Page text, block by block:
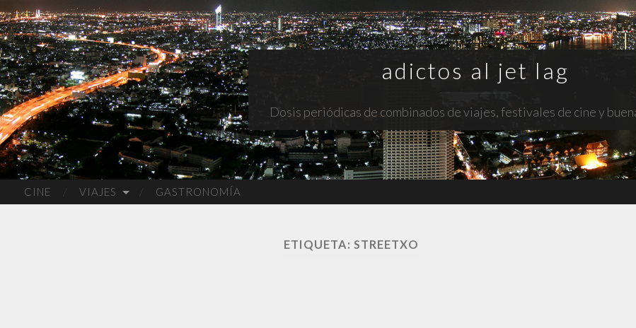
adictos al jet lag
Dosis periódicas de combinados de viajes, festivales de cine y
CINE VIAJES GASTRONOMÍA
ETIQUETA: STREETXO